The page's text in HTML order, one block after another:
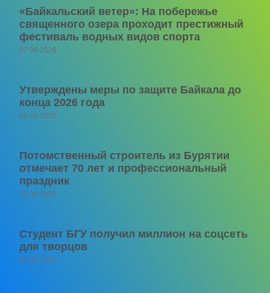
«Байкальский ветер»: На побережье
священного озера проходит престижный
фестиваль водных видов спорта
07.08.2026
Утверждены меры по защите Байкала до
конца 2026 года
06.08.2026
Потомственный строитель из Бурятии
отмечает 70 лет и профессиональный
праздник
06.08.2026
Студент БГУ получил миллион на соцсеть
для творцов
06.08.2026